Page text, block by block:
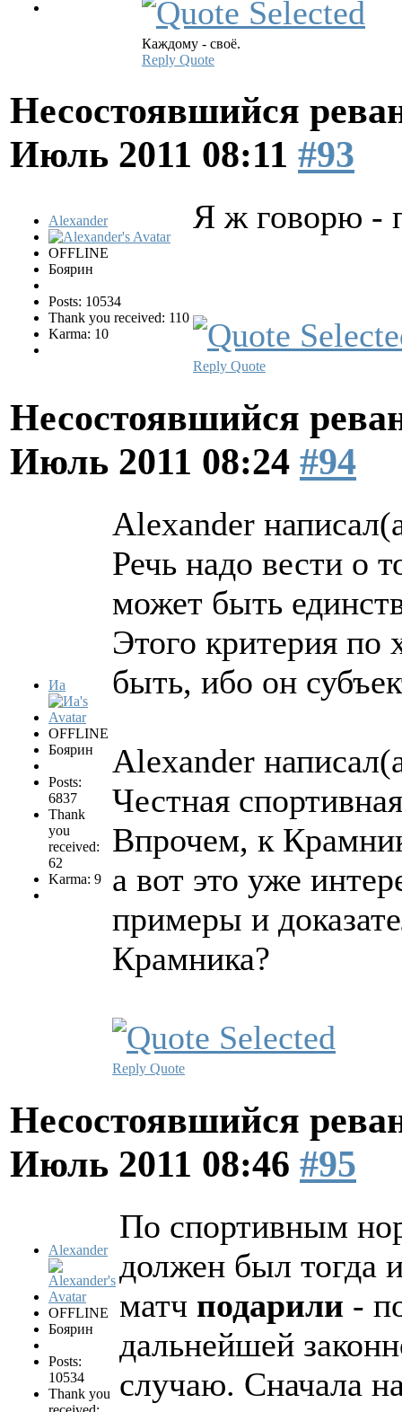
Каждому - своё.
Reply Quote
Несостоявшийся
Июль 2011 08:11 #93
Alexander
OFFLINE
Боярин
Posts: 10534
Thank you received: 110
Karma: 10
Я ж говорю -
Reply Quote
Несостоявшийся
Июль 2011 08:24 #94
Иа
OFFLINE
Боярин
Posts:
6837
Thank
you
received:
62
Karma: 9
Alexander
Речь надо вести о
может быть
Этого критерия
быть, ибо он
Alexander
Честная
Впрочем, к
а вот это уже
примеры и
Крамника?
Reply Quote
Несостоявшийся
Июль 2011 08:46 #95
Alexander
OFFLINE
Боярин
Posts:
10534
Thank you
По спортивным
должен был тогда
матч подарили -
дальнейшей
случаю. Сначала